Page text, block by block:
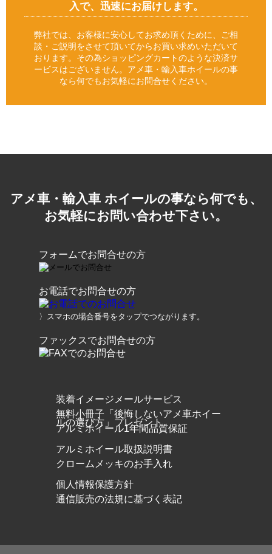
入で、迅速にお届けします。
弊社では、お客様に安心してお求め頂くために、ご相
談・ご説明をさせて頂いてからお買い求めいただいて
おります。その為ショッピングカートのような決済サ
ービスはございません。アメ車・輸入車ホイールの事
なら何でもお気軽にお問合せください。
アメ車・輸入車 ホイールの事なら何でも、
お気軽にお問い合わせ下さい。
フォームでお問合せの方
お電話でお問合せの方
〉スマホの場合番号をタップでつながります。
ファックスでお問合せの方
装着イメージメールサービス
無料小冊子「後悔しないアメ車ホイー
ルの選び方」プレゼント
アルミホイール1年間品質保証
アルミホイール取扱説明書
クロームメッキのお手入れ
個人情報保護方針
通信販売の法規に基づく表記